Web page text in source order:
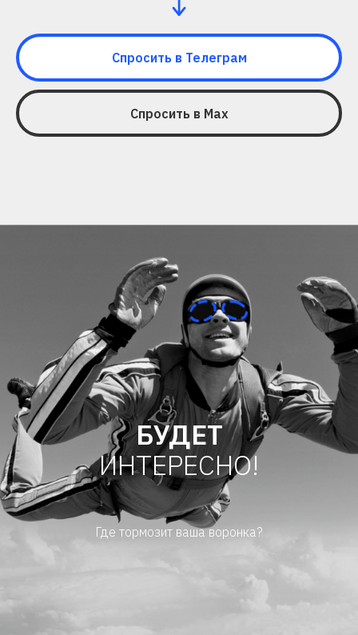
Спросить в Телеграм
Спросить в Мах
БУДЕТ
ИНТЕРЕСНО!
Где тормозит ваша воронка?